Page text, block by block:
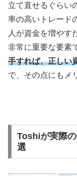
立て直せるぐらい
率の高いトレード
人が資金を増やす
非常に重要な要素
手すれば、正しい
で、その点にもメ
Toshiが実際
選